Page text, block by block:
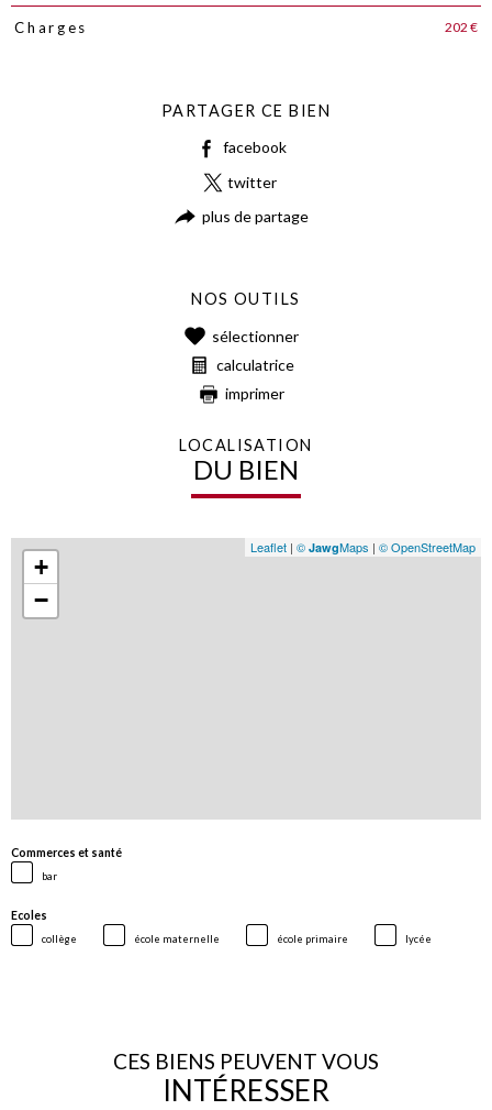
Charges 202 €
PARTAGER CE BIEN
facebook
twitter
plus de partage
NOS OUTILS
sélectionner
calculatrice
imprimer
LOCALISATION
DU BIEN
+
−
Leaflet | © JawgMaps | © OpenStreetMap
Commerces et santé
bar
Ecoles
collège école maternelle école primaire lycée
CES BIENS PEUVENT VOUS
INTÉRESSER